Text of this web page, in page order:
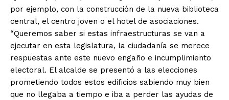
por ejemplo, con la construcción de la nueva biblioteca
central, el centro joven o el hotel de asociaciones.
“Queremos saber si estas infraestructuras se van a
ejecutar en esta legislatura, la ciudadanía se merece
respuestas ante este nuevo engaño e incumplimiento
electoral. El alcalde se presentó a las elecciones
prometiendo todos estos edificios sabiendo muy bien
que no llegaba a tiempo e iba a perder las ayudas de